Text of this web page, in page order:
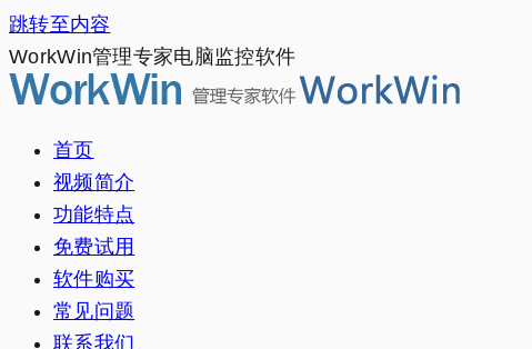
跳转至内容
WorkWin管理专家电脑监控软件
首页
视频简介
功能特点
免费试用
软件购买
常见问题
联系我们